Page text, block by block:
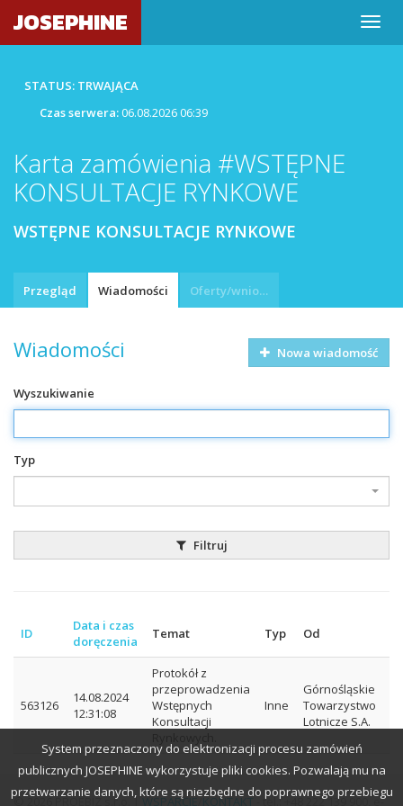
JOSEPHINE
STATUS: TRWAJĄCA
Czas serwera:06.08.2026 06:39
Karta zamówienia #WSTĘPNE
KONSULTACJE RYNKOWE
WSTĘPNE KONSULTACJE RYNKOWE
Przegląd Wiadomości Oferty/wnioski
Wiadomości Nowa wiadomość
Wyszukiwanie
Typ
Filtruj
ID
Data i czas
doręczenia
Temat Typ Od
563126
14.08.2024
12:31:08
Protokół z
przeprowadzenia
Wstępnych
Konsultacji
Inne
Górnośląskie
Towarzystwo
Lotnicze S.A.
© 2026 PROEBIZ s.r.o. |WSPARCIE/KONTAKT- tel.: +48 222 139 900, e-
System przeznaczony do elektronizacji procesu zamówień
publicznych JOSEPHINE wykorzystuje pliki cookies. Pozwalają mu na
przetwarzanie danych, które są niezbędne do poprawnego przebiegu